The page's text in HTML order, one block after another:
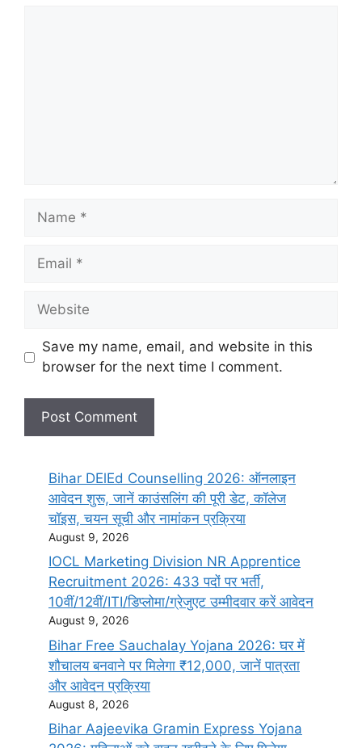
Save my name, email, and website in this
browser for the next time I comment.
Bihar DElEd Counselling 2026: ऑनलाइन
आवेदन शुरू, जानें काउंसलिंग की पूरी डेट, कॉलेज
चॉइस, चयन सूची और नामांकन प्रक्रिया
August 9, 2026
IOCL Marketing Division NR Apprentice
Recruitment 2026: 433 पदों पर भर्ती,
10वीं/12वीं/ITI/डिप्लोमा/ग्रेजुएट उम्मीदवार करें आवेदन
August 9, 2026
Bihar Free Sauchalay Yojana 2026: घर में
शौचालय बनवाने पर मिलेगा ₹12,000, जानें पात्रता
और आवेदन प्रक्रिया
August 8, 2026
Bihar Aajeevika Gramin Express Yojana